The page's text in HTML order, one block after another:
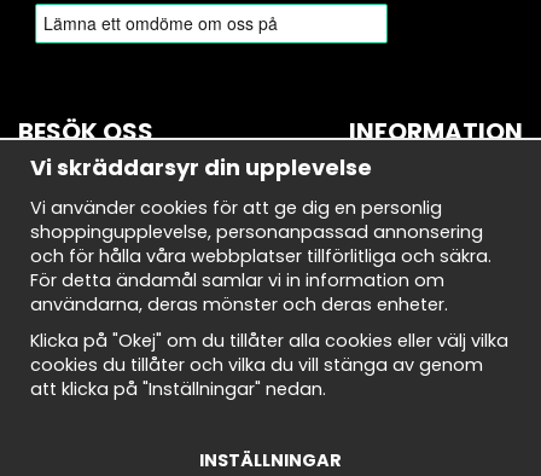
BESÖK OSS
Bryggerivägen 10
168 67 Bromma
Öppettider:
Måndag-torsdag: 10-18
Fredag: 10-18
Lördag: 10-18
Söndag: 10-18
INFORMATION
Nyhetsbrev
Avtalskund
Demodagar
Integritetspolicy
Om cookies
Cookie Inställningar
Köpvillkor
Vi skräddarsyr din upplevelse
Vi använder cookies för att ge dig en personlig
shoppingupplevelse, personanpassad annonsering
och för hålla våra webbplatser tillförlitliga och säkra.
För detta ändamål samlar vi in information om
användarna, deras mönster och deras enheter.
Klicka på "Okej" om du tillåter alla cookies eller välj vilka
cookies du tillåter och vilka du vill stänga av genom
att klicka på "Inställningar" nedan.
INSTÄLLNINGAR